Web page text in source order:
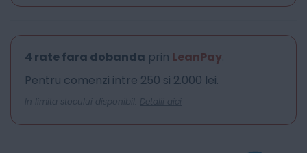
4 rate fara dobanda prin LeanPay.
Pentru comenzi intre 250 si 2.000 lei.
In limita stocului disponibil. Detalii aici